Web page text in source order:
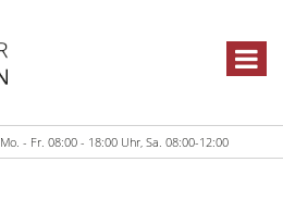
Mo. - Fr. 08:00 - 18:00 Uhr, Sa. 08:00-12:00